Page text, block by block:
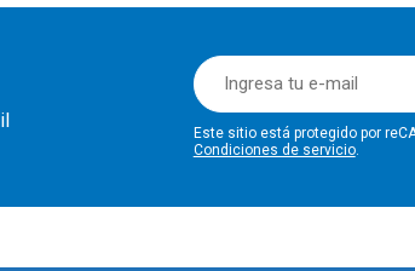
Este sitio está protegido por
Condiciones de servicio.